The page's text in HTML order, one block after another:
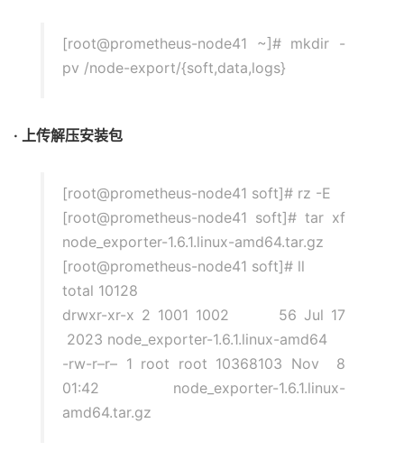
[root@prometheus-node41 ~]# mkdir -
pv /node-export/{soft,data,logs}
· 上传解压安装包
[root@prometheus-node41 soft]# rz -E
[root@prometheus-node41 soft]# tar xf
node_exporter-1.6.1.linux-amd64.tar.gz
[root@prometheus-node41 soft]# ll
total 10128
drwxr-xr-x 2 1001 1002 56 Jul 17
2023 node_exporter-1.6.1.linux-amd64
-rw-r–r– 1 root root 10368103 Nov 8
01:42 node_exporter-1.6.1.linux-
amd64.tar.gz